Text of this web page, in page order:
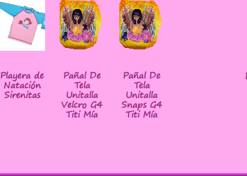
Playera de
Natación
Sirenitas
Pañal De
Tela
Unitalla
Velcro G4
Titi Mía
Pañal De
Tela
Unitalla
Snaps G4
Titi Mía